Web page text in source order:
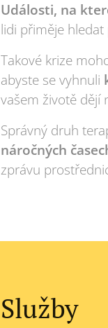
Události, na
lidi přiměje
Takové krize
abyste se vyhnuli
vašem životě dějí
Správný druh
náročných
zprávu
Služby